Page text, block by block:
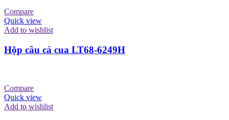
Compare
Quick view
Add to wishlist
Hộp câu cá cua LT68-6249H
Compare
Quick view
Add to wishlist